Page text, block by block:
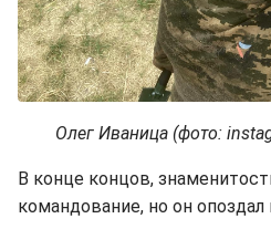
Олег Иваница (фото:
В конце концов,
командование, но он опоздал